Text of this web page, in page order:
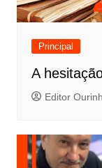
Principal
A
Editor